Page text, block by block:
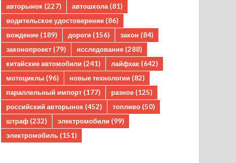
авторынок (227) автошкола (81)
водительское удостоверение (86)
вождение (189) дороги (156) закон (84)
законопроект (79) исследование (288)
китайские автомобили (241) лайфхак (642)
мотоциклы (96) новые технологии (82)
параллельный импорт (177) разное (125)
российский авторынок (452) топливо (50)
штраф (232) электромобили (99)
электромобиль (151)